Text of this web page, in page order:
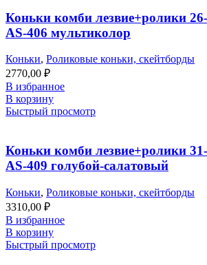
Коньки комби лезвие+ролики
AS-406 мультиколор
Коньки, Роликовые коньки, скейтборды
2770,00 ₽
В избранное
В корзину
Быстрый просмотр
Коньки комби лезвие+ролики
AS-409 голубой-салатовый
Коньки, Роликовые коньки, скейтборды
3310,00 ₽
В избранное
В корзину
Быстрый просмотр